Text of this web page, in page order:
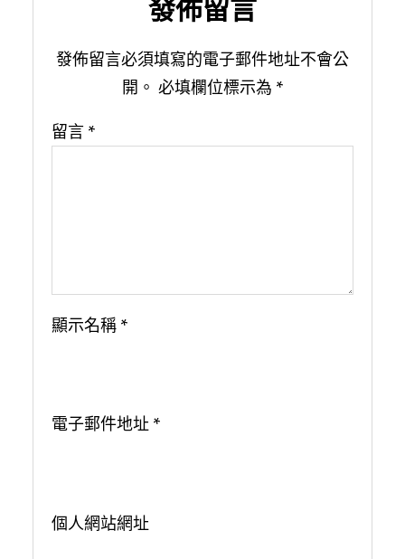
發佈留言
發佈留言必須填寫的電子郵件地址不會公
開。 必填欄位標示為 *
留言 *
顯示名稱 *
電子郵件地址 *
個人網站網址